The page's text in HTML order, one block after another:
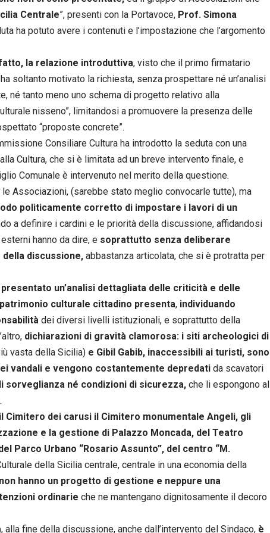
Centrale”, presenti con la Portavoce, Prof. Simona
ha potuto avere i contenuti e l’impostazione che l’argomento
la relazione introduttiva, visto che il primo firmatario
soltanto motivato la richiesta, senza prospettare né un’analisi
né tanto meno uno schema di progetto relativo alla
nisseno”, limitandosi a promuovere la presenza delle
“proposte concrete”.
Consiliare Cultura ha introdotto la seduta con una
Cultura, che si è limitata ad un breve intervento finale, e
Comunale è intervenuto nel merito della questione.
Associazioni, (sarebbe stato meglio convocarle tutte), ma
politicamente corretto di impostare i lavori di un
a definire i cardini e le priorità della discussione, affidandosi
hanno da dire, e soprattutto senza deliberare
discussione, abbastanza articolata, che si è protratta per
un’analisi dettagliata delle criticità e delle
culturale cittadino presenta, individuando
dei diversi livelli istituzionali, e soprattutto della
dichiarazioni di gravità clamorosa: i siti archeologici di
vasta della Sicilia) e Gibil Gabib, inaccessibili ai turisti, sono
vandali e vengono costantemente depredati da scavatori
sorveglianza né condizioni di sicurezza, che li espongono al
Cimitero dei carusi il Cimitero monumentale Angeli, gli
e la gestione di Palazzo Moncada, del Teatro
Parco Urbano “Rosario Assunto”, del centro “M.
della Sicilia centrale, centrale in una economia della
non hanno un progetto di gestione e neppure una
ordinarie che ne mantengano dignitosamente il decoro
, alla fine della discussione, anche dall’intervento del Sindaco, è